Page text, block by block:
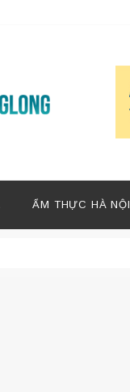
ẨM THỰC HÀ NỘI